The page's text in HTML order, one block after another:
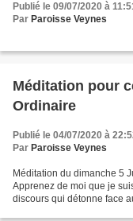
Publié le 09/07/2020 à
Par Paroisse Veynes
Méditation pour
Ordinaire
Publié le 04/07/2020 à
Par Paroisse Veynes
Méditation du dimanche 5
Apprenez de moi que je
discours qui détonne face